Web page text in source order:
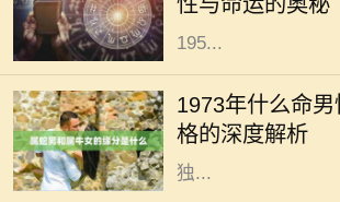
将深入探讨19549
195...
1973年什么命
格的深度解析
1973年，是一个在
“水牛年”的年份。
1973年出生的男性
水命的男性在性格
独...